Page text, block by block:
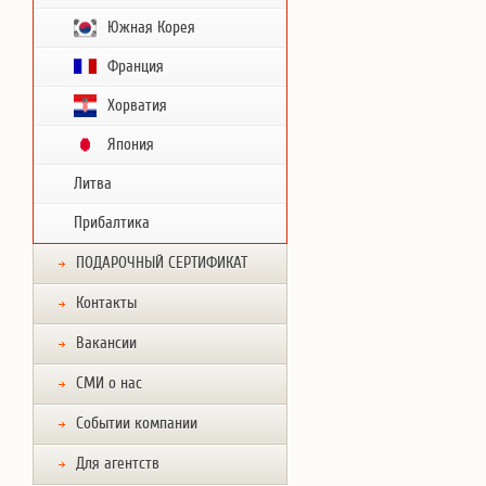
Южная Корея
Франция
Хорватия
Япония
Литва
Прибалтика
ПОДАРОЧНЫЙ СЕРТИФИКАТ
Контакты
Вакансии
СМИ о нас
Событии компании
Для агентств